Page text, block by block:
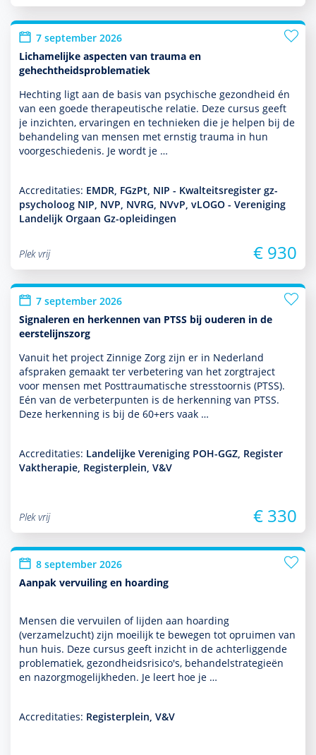
7 september 2026
Lichamelijke aspecten van trauma en
gehechtheidsproblematiek
Hechting ligt aan de basis van psychische gezond­heid én
van een goede thera­peu­tische relatie. Deze cursus geeft
je inzichten, ervaringen en tech­nieken die je helpen bij de
behan­del­ing van mensen met ernstig trauma in hun
voorgeschiedenis. Je wordt je …
Accreditaties: EMDR, FGzPt, NIP - Kwalteitsregister gz-
psycholoog NIP, NVP, NVRG, NVvP, vLOGO - Vereniging
Landelijk Orgaan Gz-opleidingen
Plek vrij € 930
7 september 2026
Signaleren en herkennen van PTSS bij ouderen in de
eerstelijnszorg
Vanuit het project Zinnige Zorg zijn er in Nederland
afspraken gemaakt ter verbetering van het zorgtraject
voor mensen met Posttraumatische stresstoor­nis (PTSS).
Eén van de verbeterpunten is de herkenning van PTSS.
Deze herkenning is bij de 60+ers vaak …
Accreditaties: Landelijke Vereniging POH-GGZ, Register
Vaktherapie, Registerplein, V&V
Plek vrij € 330
8 september 2026
Aanpak vervuiling en hoarding
Mensen die vervuilen of lijden aan hoarding
(verzamelzucht) zijn moeilijk te bewegen tot opruimen van
hun huis. Deze cursus geeft inzicht in de achterliggende
proble­ma­tiek, gezond­heidsrisico's, behan­delstrategieën
en nazorgmoge­lijk­heden. Je leert hoe je …
Accreditaties: Registerplein, V&V